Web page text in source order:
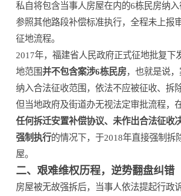
私自将包含当事人房屋在内的6栋民房纳
参照其他路段补偿标准执行，全程未上报
征地流程。
2017年，福建省人民政府正式征地批复下
地范围并不包含案涉6栋民房，也就是说
纳入合法征收范围，依法不应被征收、拆除
但当地政府及街道办无视法定审批流程，
任何拆迁安置补偿协议、未作出合法征收
强制执行的情况下，于2018年直接强制拆
屋。
二、艰难维权历程，逆势翻盘纠错
房屋被无故强拆后，当事人依法提起行政